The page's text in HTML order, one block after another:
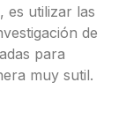
es utilizar las
de
para
muy sutil.